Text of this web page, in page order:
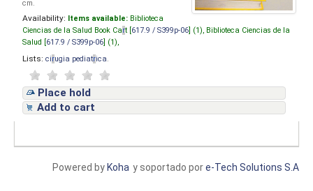
cm.
Availability: Items available: Biblioteca
Ciencias de la Salud Book Cart [ 617.9 / S399p-06 ] (1), Biblioteca Ciencias de la
Salud [ 617.9 / S399p-06 ] (1),
Lists: cirugia pediatrica
Place hold
Add to cart
y soportado pore-Tech Solutions S.A
Powered by Koha